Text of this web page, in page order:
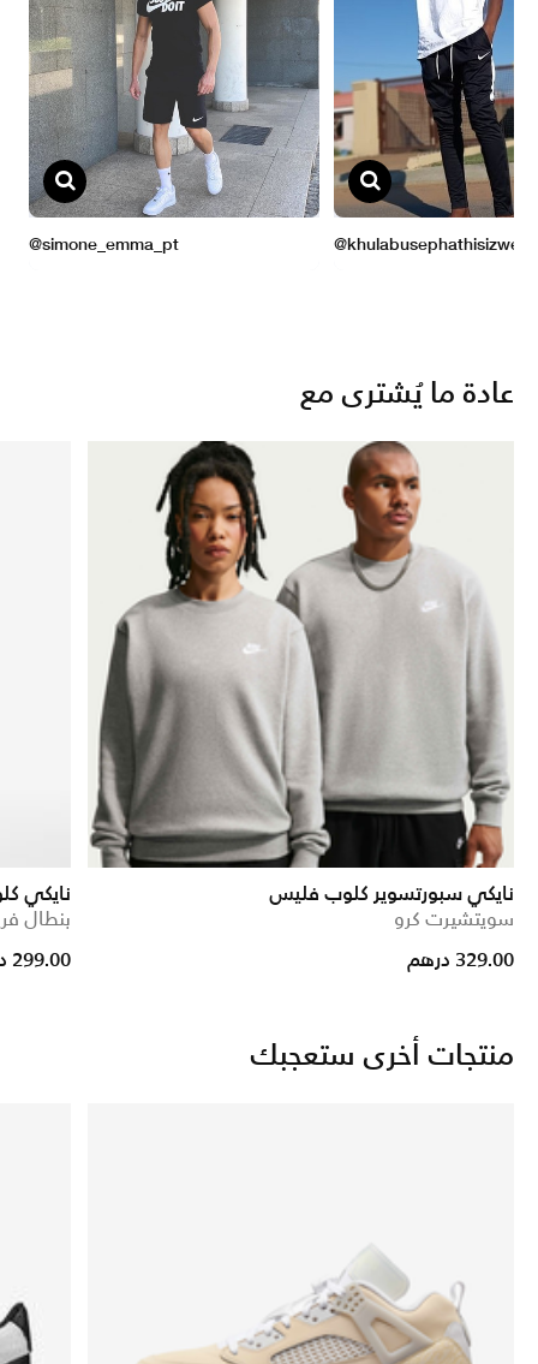
عادة ما يُشترى مع
نايكي سبورتسوير كلوب فليس
سويتشيرت كرو
329.00 درهم
نايكي
بنطال
299.00 درهم
منتجات أخرى ستعجبك